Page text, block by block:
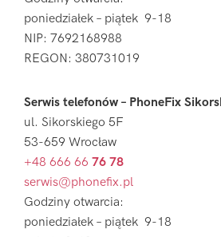
poniedziałek – piątek 9-18
NIP: 7692168988
REGON: 380731019
Serwis telefonów – PhoneFix
ul. Sikorskiego 5F
53-659 Wrocław
+48 666 66 76 78
serwis@phonefix.pl
Godziny otwarcia:
poniedziałek – piątek 9-18